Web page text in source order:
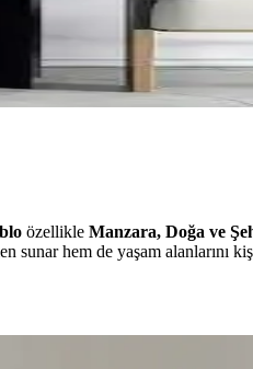
özellikle Manzara, Doğa ve
sunar hem de yaşam alanlarını